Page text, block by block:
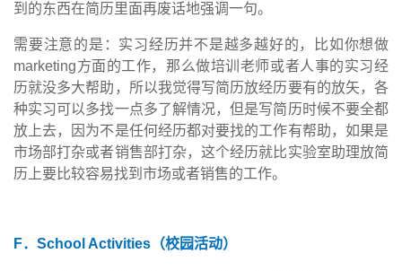
到的东西在简历里面再废话地强调一句。
需要注意的是：实习经历并不是越多越好的，比如你想做
marketing方面的工作，那么做培训老师或者人事的实习经
历就没多大帮助，所以我觉得写简历放经历要有的放矢，各
种实习可以多找一点多了解情况，但是写简历时候不要全都
放上去，因为不是任何经历都对要找的工作有帮助，如果是
市场部打杂或者销售部打杂，这个经历就比实验室助理放简
历上要比较容易找到市场或者销售的工作。
F． School Activities （校园活动）